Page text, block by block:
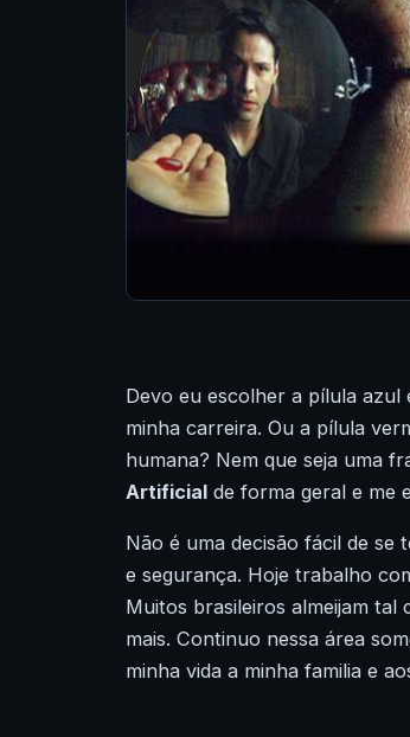
Devo eu escolher a pílula
minha carreira. Ou a pílula
humana? Nem que seja uma
Artificial de forma geral e me
Não é uma decisão fácil de
e segurança. Hoje trabalho
Muitos brasileiros almeijam tal
mais. Continuo nessa área
minha vida a minha familia e